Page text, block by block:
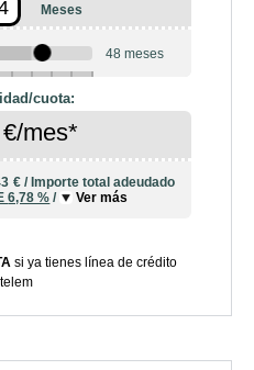
Meses
48 meses
cuota:
mes*
€ /Importe total adeudado
6,78 % / Ver más
si ya tienes línea de crédito